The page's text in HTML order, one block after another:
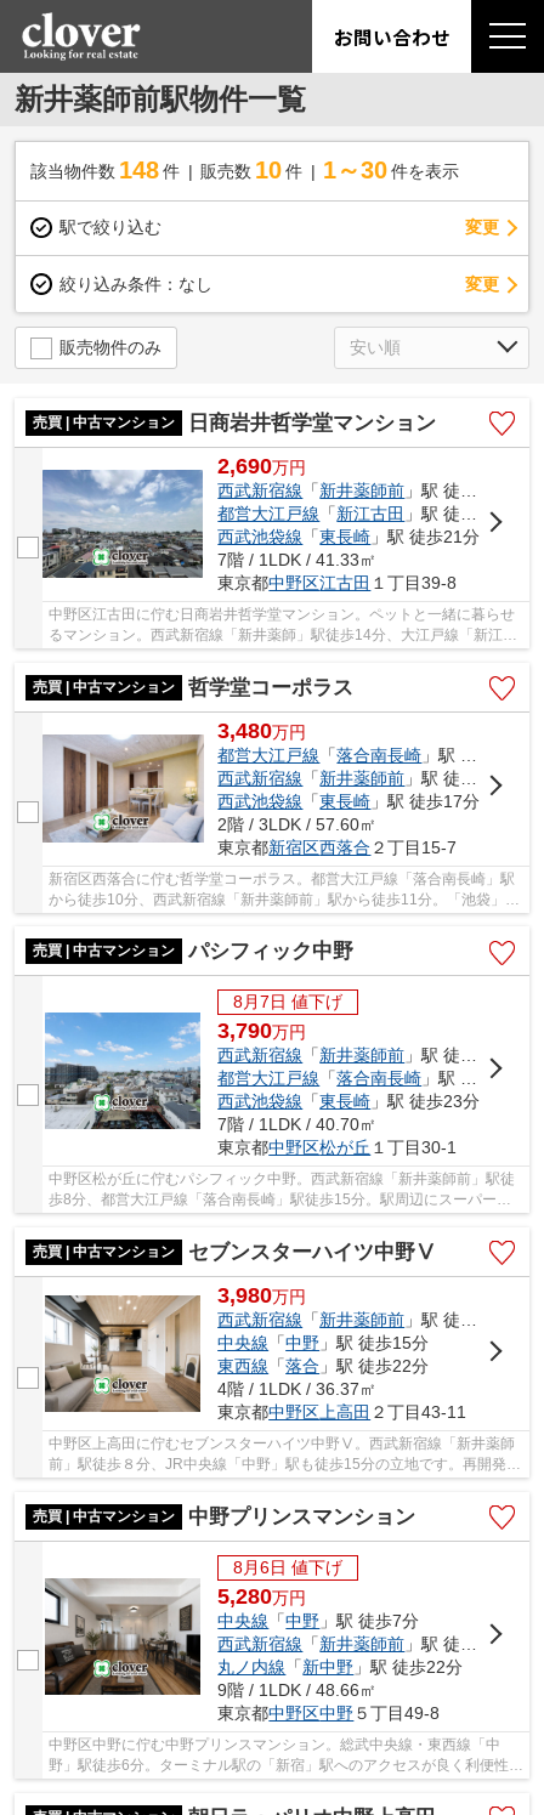
お問い合わせ
新井薬師前駅物件一覧
該当物件数 148件 販売数 10 件 1～30 件を表示
駅で絞り込む 変更
絞り込み条件： なし 変更
販売物件のみ
売買 | 中古マンション 日商岩井哲学堂マンション
2,690万円
西武新宿線 「新井薬師前 」駅 徒歩14分
都営大江戸線 「新江古田 」駅 徒歩14分
西武池袋線 「東長崎 」駅 徒歩21分
7階 / 1LDK / 41.33㎡
東京都中野区江古田 １丁目39-8
中野区江古田に佇む日商岩井哲学堂マンション。ペットと一緒に暮らせ
るマンション。西武新宿線「新井薬師」駅徒歩14分、大江戸線「新江古
田」駅徒歩14分も利用可能。2023年に耐震補強...
売買 | 中古マンション
哲学堂コーポラス
3,480万円
都営大江戸線 「落合南長崎 」駅 徒歩10分
西武新宿線 「新井薬師前 」駅 徒歩11分
西武池袋線 「東長崎 」駅 徒歩17分
2階 / 3LDK / 57.60㎡
東京都新宿区西落合 ２丁目15-7
新宿区西落合に佇む哲学堂コーポラス。都営大江戸線「落合南長崎」駅
から徒歩10分、西武新宿線「新井薬師前」駅から徒歩11分。「池袋」駅
や「中野」駅行のバス便も豊富。建物向かいに...
売買 | 中古マンション
パシフィック中野
8月7日 値下げ
3,790万円
西武新宿線 「新井薬師前 」駅 徒歩8分
都営大江戸線 「落合南長崎 」駅 徒歩15分
西武池袋線 「東長崎 」駅 徒歩23分
7階 / 1LDK / 40.70㎡
東京都中野区松が丘 １丁目30-1
中野区松が丘に佇むパシフィック中野。西武新宿線「新井薬師前」駅徒
歩8分、都営大江戸線「落合南長崎」駅徒歩15分。駅周辺にスーパーや
売買 | 中古マンション
セブンスターハイツ中野Ⅴ
3,980万円
西武新宿線 「新井薬師前 」駅 徒歩8分
中央線 「中野 」駅 徒歩15分
東西線 「落合 」駅 徒歩22分
4階 / 1LDK / 36.37㎡
東京都中野区 上高田 ２丁目43-11
中野区上高田に佇むセブンスターハイツ中野Ⅴ。西武新宿線「新井薬師
前」駅徒歩８分、JR中央線「中野」駅も徒歩15分の立地です。再開発が
売買 | 中古マンション
中野プリンスマンション
8月6日 値下げ
5,280万円
中央線 「中野 」駅 徒歩7分
西武新宿線 「新井薬師前 」駅 徒歩12分
丸ノ内線 「新中野 」駅 徒歩22分
9階 / 1LDK / 48.66㎡
東京都中野区中野５丁目49-8
中野区中野に佇む中野プリンスマンション。総武中央線・東西線「中
野」駅徒歩6分。ターミナル駅の「新宿」駅へのアクセスが良く利便性良